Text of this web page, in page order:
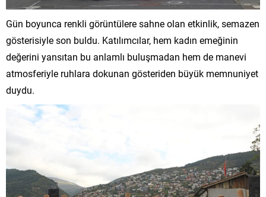
Gün boyunca renkli görüntülere sahne olan etkinlik, semazen
gösterisiyle son buldu. Katılımcılar, hem kadın emeğinin
değerini yansıtan bu anlamlı buluşmadan hem de manevi
atmosferiyle ruhlara dokunan gösteriden büyük memnuniyet
duydu.